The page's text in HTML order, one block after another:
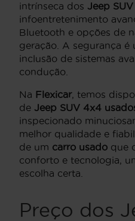
intrínseca dos Jeep
infoentretenimento
Bluetooth e opções de
geração. A segurança
inclusão de sistemas
condução.
Na Flexicar, temos
de Jeep SUV 4x4
inspecionado
melhor qualidade e
de um carro usado que
conforto e tecnologia,
escolha certa.
Preço dos